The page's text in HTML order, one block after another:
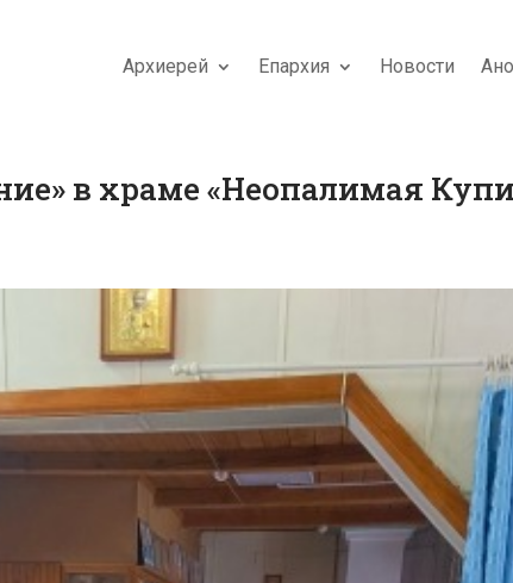
Архиерей Епархия Новости
в храме «Неопалимая